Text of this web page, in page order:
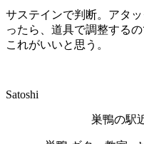
サステインで判断。アタ
ったら、道具で調整する
これがいいと思う。
Satoshi
巣鴨の駅